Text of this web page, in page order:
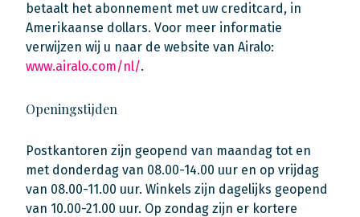
betaalt het abonnement met uw creditcard, in
Amerikaanse dollars. Voor meer informatie
verwijzen wij u naar de website van Airalo:
www.airalo.com/nl/.
Openingstijden
Postkantoren zijn geopend van maandag tot en
met donderdag van 08.00-14.00 uur en op vrijdag
van 08.00-11.00 uur. Winkels zijn dagelijks geopend
van 10.00-21.00 uur. Op zondag zijn er kortere